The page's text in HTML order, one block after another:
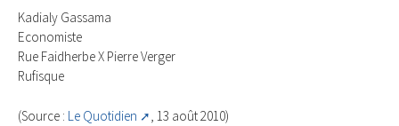
Kadialy Gassama
Economiste
Rue Faidherbe X Pierre Verger
Rufisque
(Source : Le Quotidien , 13 août 2010)